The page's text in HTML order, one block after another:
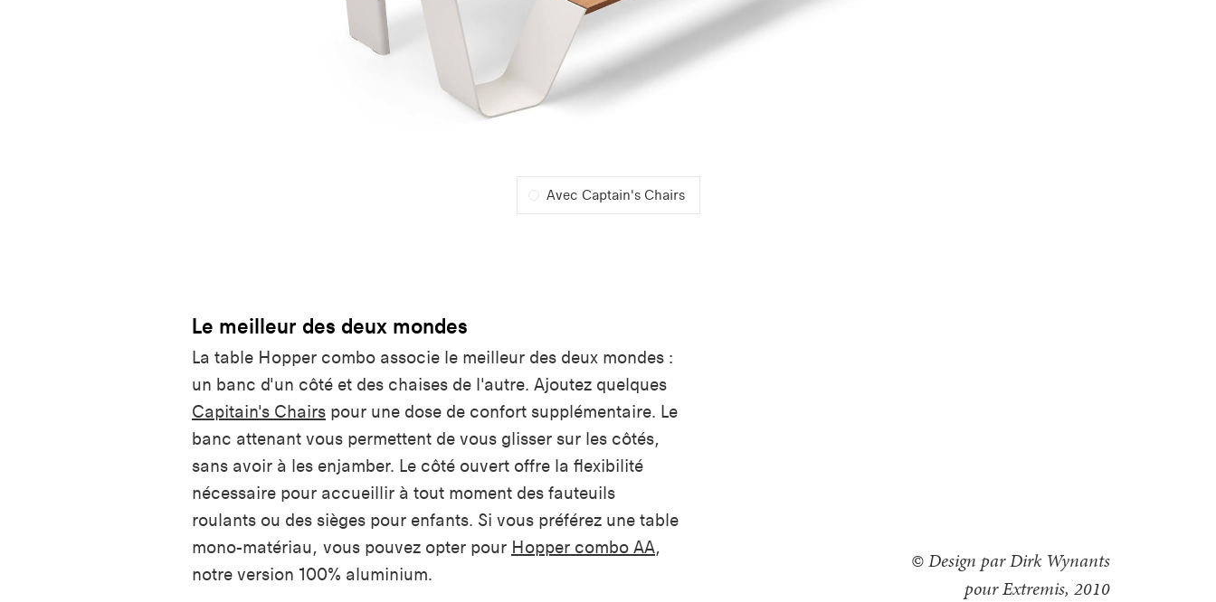
Avec Captain's Chairs
Le meilleur des deux mondes
La table Hopper combo associe le meilleur des deux mondes :
un banc d'un côté et des chaises de l'autre. Ajoutez quelques
Capitain's Chairs pour une dose de confort supplémentaire. Le
banc attenant vous permettent de vous glisser sur les côtés,
sans avoir à les enjamber. Le côté ouvert offre la flexibilité
nécessaire pour accueillir à tout moment des fauteuils
roulants ou des sièges pour enfants. Si vous préférez une table
mono-matériau, vous pouvez opter pour Hopper combo AA,
notre version 100% aluminium.
© Design par Dirk Wynants
pour Extremis, 2010